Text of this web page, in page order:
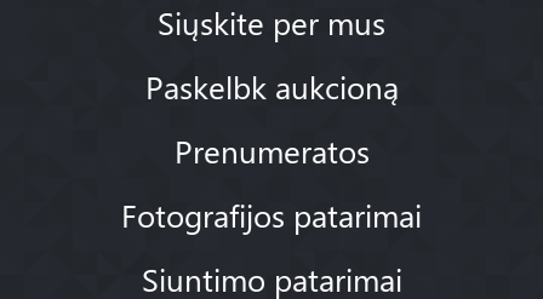
Siųskite per mus
Paskelbk aukcioną
Prenumeratos
Fotografijos patarimai
Siuntimo patarimai